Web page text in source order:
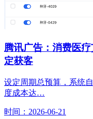
腾讯广告：消费医
定获客
设定周期总预算，系统
度成本达…
时间：2026-06-21